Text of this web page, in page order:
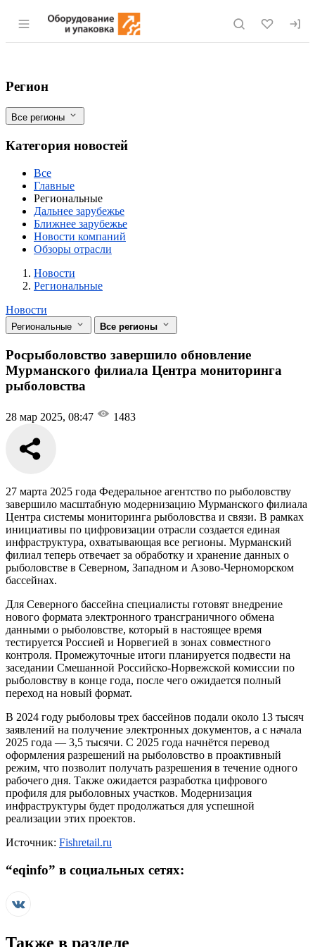
Раздел навигации по сайту eqinfo.ru
Росрыболовство завершило
Фильтры
Регион
Все регионы
Категория новостей
Все
Главные
Региональные
Дальнее зарубежье
Ближнее зарубежье
Новости компаний
Обзоры отрасли
Новости
Разделы
Новости
Региональные
Новости
Региональные Все регионы
Росрыболовство завершило обновление
Мурманского филиала Центра мониторинга
рыболовства
28 мар 2025, 08:47 1483
27 марта 2025 года Федеральное агентство по рыболовству
завершило масштабную модернизацию Мурманского филиала
Центра системы мониторинга рыболовства и связи. В рамках
инициативы по цифровизации отрасли создается единая
инфраструктура, охватывающая все регионы. Мурманский
филиал теперь отвечает за обработку и хранение данных о
рыболовстве в Северном, Западном и Азово-Черноморском
бассейнах.
Для Северного бассейна специалисты готовят внедрение
нового формата электронного трансграничного обмена
данными о рыболовстве, который в настоящее время
тестируется Россией и Норвегией в зонах совместного
контроля. Промежуточные итоги планируется подвести на
заседании Смешанной Российско-Норвежской комиссии по
рыболовству в конце года, после чего ожидается полный
переход на новый формат.
В 2024 году рыболовы трех бассейнов подали около 13 тысяч
заявлений на получение электронных документов, а с начала
2025 года — 3,5 тысячи. С 2025 года начнётся перевод
оформления разрешений на рыболовство в проактивный
режим, что позволит получать разрешения в течение одного
рабочего дня. Также ожидается разработка цифрового
профиля для рыболовных участков. Модернизация
инфраструктуры будет продолжаться для успешной
реализации этих проектов.
Источник: Fishretail.ru
“eqinfo” в социальных сетях:
Также в разделе